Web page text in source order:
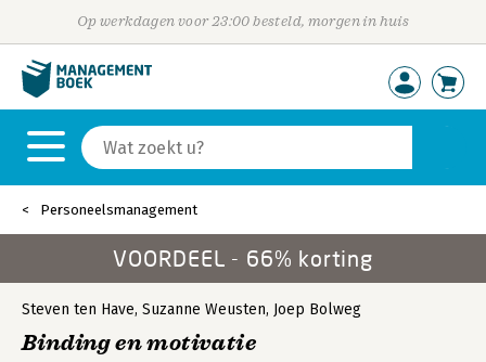
Op werkdagen voor 23:00 besteld, morgen in huis
Personeelsmanagement
VOORDEEL - 66% korting
Steven ten Have, Suzanne Weusten, Joep Bolweg
Binding en motivatie